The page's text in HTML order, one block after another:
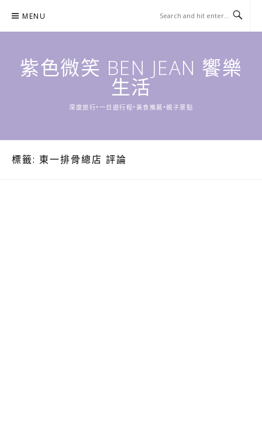
content
MENU
紫色微笑 BEN JEAN 饗樂
生活
深度旅行•一日遊行程•美食推薦•親子景點
標籤: 東一排骨總店 評論